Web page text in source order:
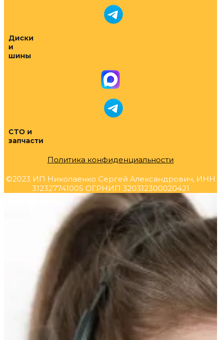
Диски
и
шины
СТО и
запчасти
Политика конфиденциальности
©2023 ИП Николаенко Сергей Александрович, ИНН
312327741005 ОГРНИП 320312300020421